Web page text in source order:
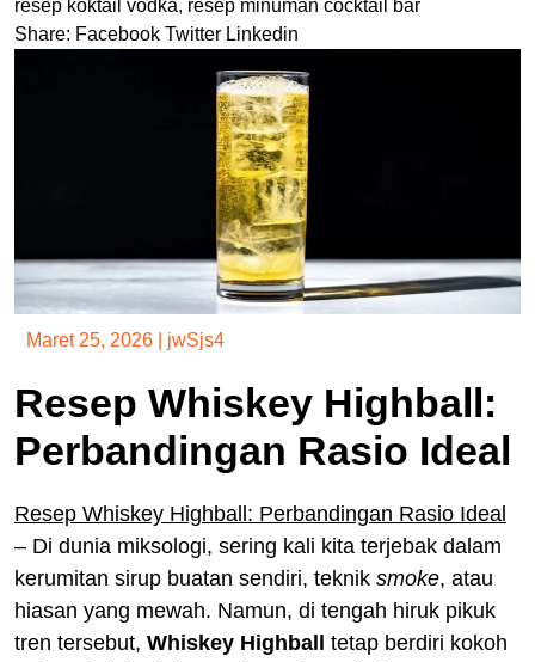
resep koktail vodka, resep minuman cocktail bar
Share: Facebook Twitter Linkedin
Maret 25, 2026 jwSjs4
Resep Whiskey Highball:
Perbandingan Rasio Ideal
Resep Whiskey Highball: Perbandingan Rasio Ideal
– Di dunia miksologi, sering kali kita terjebak dalam
kerumitan sirup buatan sendiri, teknik smoke, atau
hiasan yang mewah. Namun, di tengah hiruk pikuk
tren tersebut, Whiskey Highball
tetap berdiri kokoh